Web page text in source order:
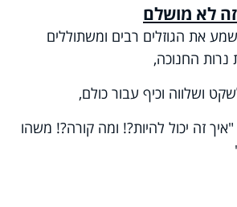
לא מושלם
את הגוזלים רבים ומשתוללים
החנוכה,
ושלווה וכיף עבור כולם,
זה יכול להיות?! ומה קורה?! משהו